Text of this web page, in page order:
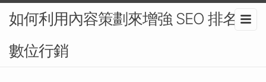
如何利用內容策劃來增強 SEO 排名-
數位行銷